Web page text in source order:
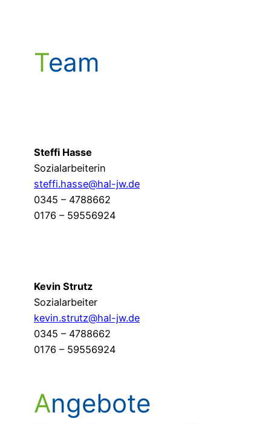
Team
Steffi Hasse
Sozialarbeiterin
steffi.hasse@hal-jw.de
0345 – 4788662
0176 – 59556924
Kevin Strutz
Sozialarbeiter
kevin.strutz@hal-jw.de
0345 – 4788662
0176 – 59556924
Angebote